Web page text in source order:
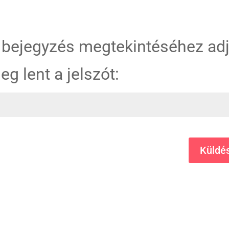
megtekintéséhez
lent a jelszót: